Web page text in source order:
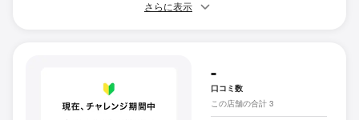
さらに表示
-
口コミ数
この店舗の合計 3